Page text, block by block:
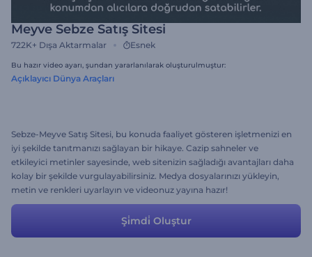
Meyve Sebze Satış Sitesi
722K+ Dışa Aktarmalar Esnek
Bu hazır video ayarı, şundan yararlanılarak oluşturulmuştur:
Açıklayıcı Dünya Araçları
Sebze-Meyve Satış Sitesi, bu konuda faaliyet gösteren işletmenizi en
iyi şekilde tanıtmanızı sağlayan bir hikaye. Cazip sahneler ve
etkileyici metinler sayesinde, web sitenizin sağladığı avantajları daha
kolay bir şekilde vurgulayabilirsiniz. Medya dosyalarınızı yükleyin,
metin ve renkleri uyarlayın ve videonuz yayına hazır!
Şi̇mdi̇ Oluştur